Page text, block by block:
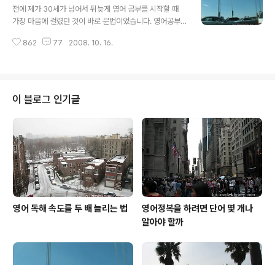
고 그 다음 해에 현재의 남편을 만나서 결혼을 했다고 하니
까 지난 17년 동안 거의 매일 한국어를 쓰면서 살았을 것이
계의 언어를 배우기가 힘든 것처럼 유럽인들도 한국어가
전에 제가 30세가 넘어서 뒤늦게 영어 공부를 시작할 때
가장 마음에 걸렸던 것이 바로 문법이었습니다. 영어공부
해야 맞는 말인지, 어떤 것이 틀리는 것인지 자신도 없었고
며 문장이 구성되는 원리의 대부분은 따로 문법책을 가지
고 문제 풀고 외우면서 터득하는 것이 아니라 실제 말을 하
면서 (책을 읽기나 영화 대사 따라 하기, 혹은 원어민과 대
화 등) 저절로 깨우치는 것이 빠르다는 것이었고 이런 내용
은 제 이 전 글인 “영문법, 공부 할까, 말까” 에 반영되어 있
습니다. 영어로 된 긴 문장..
862 77 2008. 10. 16.
이 블로그 인기글
영어 독해 속도를 두 배 늘리는 법
영어정복을 하려면 단어 몇 개나
알아야 할까